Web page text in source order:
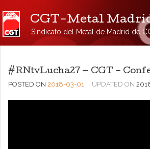
CGT-Metal
Sindicato del Metal de Madrid de
#RNtvLucha27 — CGT –
POSTED ON 2018-03-01 UPDATED ON